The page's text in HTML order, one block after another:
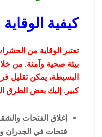
كيفية
تعتبر الوقاية من
بيئة صحية وآمنة. من
البسيطة، يمكن
كبير. إليك بعض الطرق
إغلاق الفتحات
فتحات في الجدران